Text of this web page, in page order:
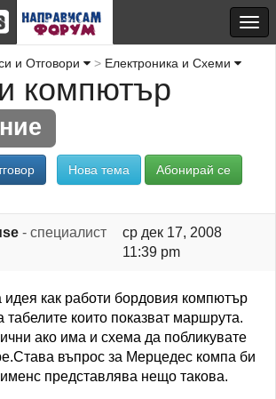
и Отговори Електроника и Схеми
компютър
Нова тема Абонирай се
- специалист
ср дек 17, 2008
11:39 pm
как работи бордовия компютър
табелите които показват маршрута.
ако има и схема да побликувате
въпрос за Мерцедес компа би
представлява нещо такова.